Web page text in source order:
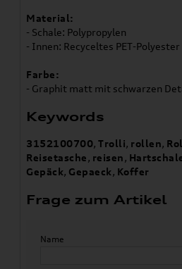
Material:
- Schale: Polypropylen
- Innen: Recyceltes PET-Polyester
Farbe:
- Graphit matt mit schwarzen
Keywords
3152100700,Trolli, rollen,
Reisetasche, reisen,
Gepäck, Gepaeck, Koffer
Frage zum Artikel
Name